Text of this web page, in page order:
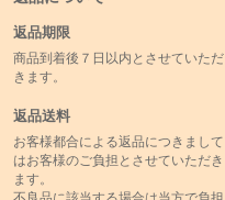
返品期限
商品到着後７日以内とさせていただ
きます。
返品送料
お客様都合による返品につきまして
はお客様のご負担とさせていただき
ます。